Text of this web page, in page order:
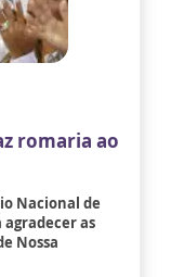
romaria ao
Nacional de
as
Nossa